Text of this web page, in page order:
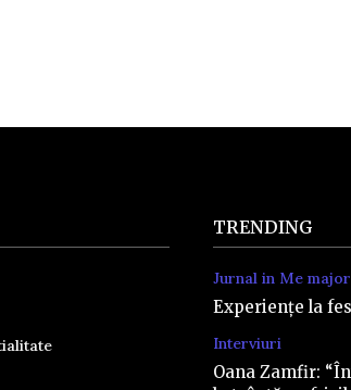
TRENDING
Jurnal in Me major
Experiențe la
Interviuri
Oana Zamfir: